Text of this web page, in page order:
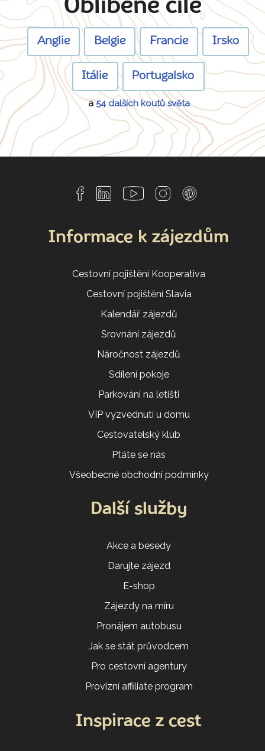
Oblíbené cíle
Anglie Belgie Francie Irsko
Itálie Portugalsko
a54 dalších koutů světa
Informace k zájezdům
Cestovní pojištění Kooperativa
Cestovní pojištění Slavia
Kalendář zájezdů
Srovnání zájezdů
Náročnost zájezdů
Sdílení pokoje
Parkování na letišti
VIP vyzvednutí u domu
Cestovatelský klub
Ptáte se nás
Všeobecné obchodní podmínky
Další služby
Akce a besedy
Darujte zájezd
E-shop
Zájezdy na míru
Pronájem autobusu
Jak se stát průvodcem
Pro cestovní agentury
Provizní affiliate program
Inspirace z cest